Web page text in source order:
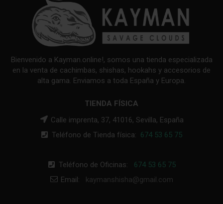
Bienvenido a Kayman.online!, somos una tienda especializada
en la venta de cachimbas, shishas, hookahs y accesorios de
alta gama. Enviamos a toda España y Europa.
TIENDA FÍSICA
Calle imprenta, 37, 41016, Sevilla, España
Teléfono de Tienda física: 674 53 65 75
Teléfono de Oficinas: 674 53 65 75
Email: kaymanshisha@gmail.com